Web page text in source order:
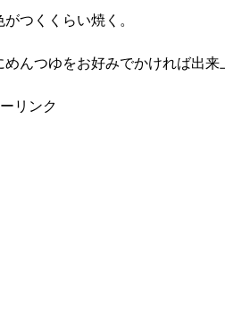
つくくらい焼く。
んつゆをお好みでかければ出来
リンク